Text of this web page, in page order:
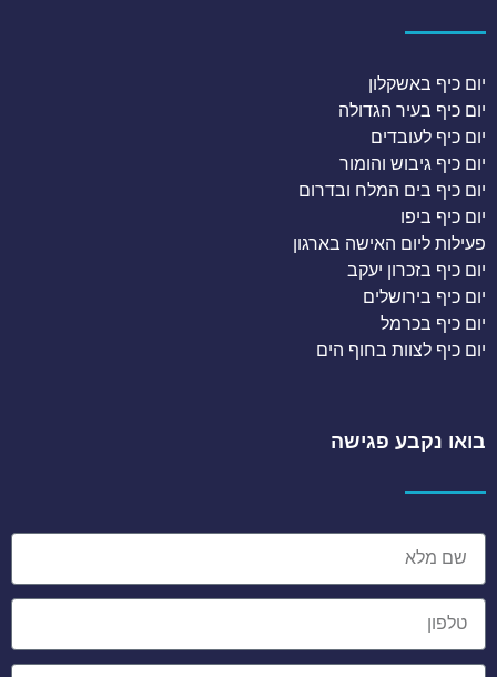
יום כיף באשקלון
יום כיף בעיר הגדולה
יום כיף לעובדים
יום כיף גיבוש והומור
יום כיף בים המלח ובדרום
יום כיף ביפו
פעילות ליום האישה בארגון
יום כיף בזכרון יעקב
יום כיף בירושלים
יום כיף בכרמל
יום כיף לצוות בחוף הים
בואו נקבע פגישה